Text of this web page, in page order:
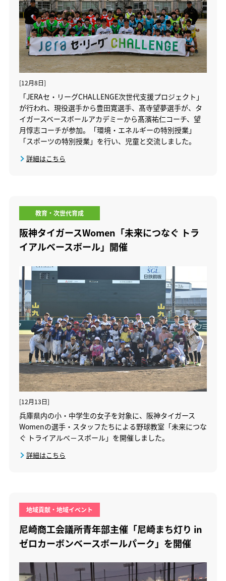
[12月8日]
「JERAセ・リーグCHALLENGE次世代支援プロジェクト」
が行われ、現役選手から豊田寛選手、髙寺望夢選手が、タ
イガースベースボールアカデミーから髙濱祐仁コーチ、望
月惇志コーチが参加。「環境・エネルギーの特別授業」
「スポーツの特別授業」を行い、児童と交流しました。
詳細はこちら
教育・次世代育成
阪神タイガースWomen「未来につなぐ トラ
イアルベースボール」開催
[12月13日]
兵庫県内の小・中学生の女子を対象に、阪神タイガース
Womenの選手・スタッフたちによる野球教室「未来につな
ぐ トライアルべ－スボール」を開催しました。
詳細はこちら
地域貢献・地域イベント
尼崎商工会議所青年部主催「尼崎まち灯り in
ゼロカーボンベースボールパーク」を開催